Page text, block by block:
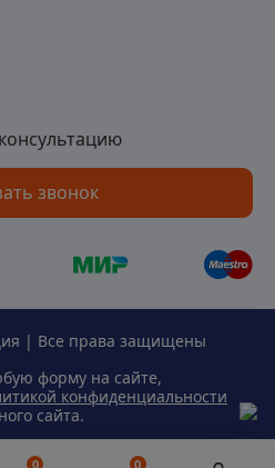
0
0
звонок
| Все права защищены
форму на сайте,
конфиденциальности
сайта.